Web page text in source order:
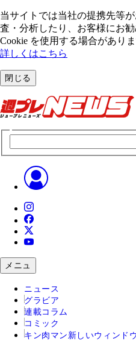
当サイトでは当社の提携先等
査・分析したり、お客様にお
Cookie を使⽤する場合がありま
詳しくはこちら
閉じる
メニュ
ニュース
グラビア
連載コラム
コミック
キン肉マン 新しいウィンド